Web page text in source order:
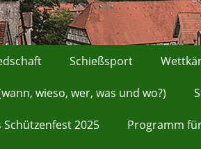
Schießsport
wieso, wer, was und wo?)
2025 Programm